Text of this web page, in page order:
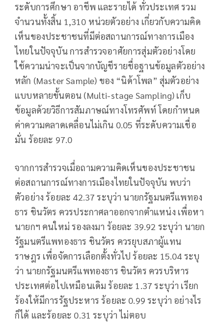
ระดับการศึกษา อาชีพ และรายได้ ทั่วประเทศ รวม
จำนวนทั้งสิ้น 1,310 หน่วยตัวอย่าง เกี่ยวกับความคิด
เห็นของประชาชนที่มีต่อสถานการณ์ทางการเมือง
ไทยในปัจจุบัน การสำรวจอาศัยการสุ่มตัวอย่างโดย
ใช้ความน่าจะเป็นจากบัญชีรายชื่อฐานข้อมูลตัวอย่าง
หลัก (Master Sample) ของ “นิด้าโพล” สุ่มตัวอย่าง
แบบหลายขั้นตอน (Multi-stage Sampling) เก็บ
ข้อมูลด้วยวิธีการสัมภาษณ์ทางโทรศัพท์ โดยกำหนด
ค่าความคลาดเคลื่อนไม่เกิน 0.05 ที่ระดับความเชื่อ
มั่น ร้อยละ 97.0
จากการสำรวจเมื่อถามความคิดเห็นของประชาชน
ต่อสถานการณ์ทางการเมืองไทยในปัจจุบัน พบว่า
ตัวอย่าง ร้อยละ 42.37 ระบุว่า นายกรัฐมนตรีแพทอง
ธาร ชินวัตร ควรประกาศลาออกจากตำแหน่ง เพื่อหา
นายกฯ คนใหม่ รองลงมา ร้อยละ 39.92 ระบุว่า นายก
รัฐมนตรีแพทองธาร ชินวัตร ควรยุบสภาผู้แทน
ราษฎร เพื่อจัดการเลือกตั้งทั่วไป ร้อยละ 15.04 ระบุ
ว่า นายกรัฐมนตรีแพทองธาร ชินวัตร ควรบริหาร
ประเทศต่อไปเหมือนเดิม ร้อยละ 1.37 ระบุว่า เรียก
ร้องให้มีการรัฐประหาร ร้อยละ 0.99 ระบุว่า อย่างไร
ก็ได้ และร้อยละ 0.31 ระบุว่า ไม่ตอบ